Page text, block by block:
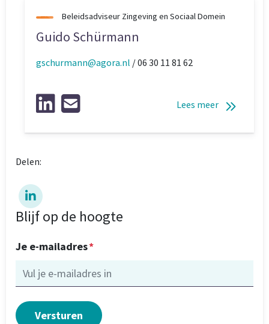
Beleidsadviseur Zingeving en Sociaal Domein
Guido Schürmann
gschurmann@agora.nl / 06 30 11 81 62
Lees meer
Delen:
Blijf op de hoogte
Je e-mailadres*